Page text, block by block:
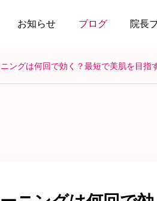
お知らせ ブログ 院長
ングは何回で効く？最短で美肌を目指